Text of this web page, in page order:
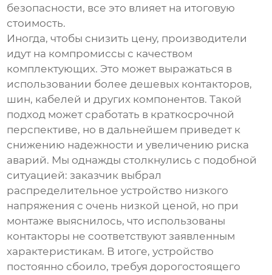
безопасности, все это влияет на итоговую
стоимость.
Иногда, чтобы снизить цену, производители
идут на компромиссы с качеством
комплектующих. Это может выражаться в
использовании более дешевых контакторов,
шин, кабелей и других компонентов. Такой
подход может сработать в краткосрочной
перспективе, но в дальнейшем приведет к
снижению надежности и увеличению риска
аварий. Мы однажды столкнулись с подобной
ситуацией: заказчик выбрал
распределительное устройство низкого
напряжения с очень низкой ценой, но при
монтаже выяснилось, что использованы
контакторы не соответствуют заявленным
характеристикам. В итоге, устройство
постоянно сбоило, требуя дорогостоящего